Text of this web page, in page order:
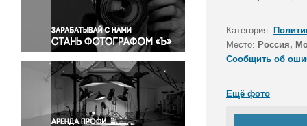
Правосудие
Происшествия и конфликты
Религия
Светская жизнь
Спорт
Экология
Экономика и бизнес
Категория:
Место: Россия,
Сообщить об
Ещё фото